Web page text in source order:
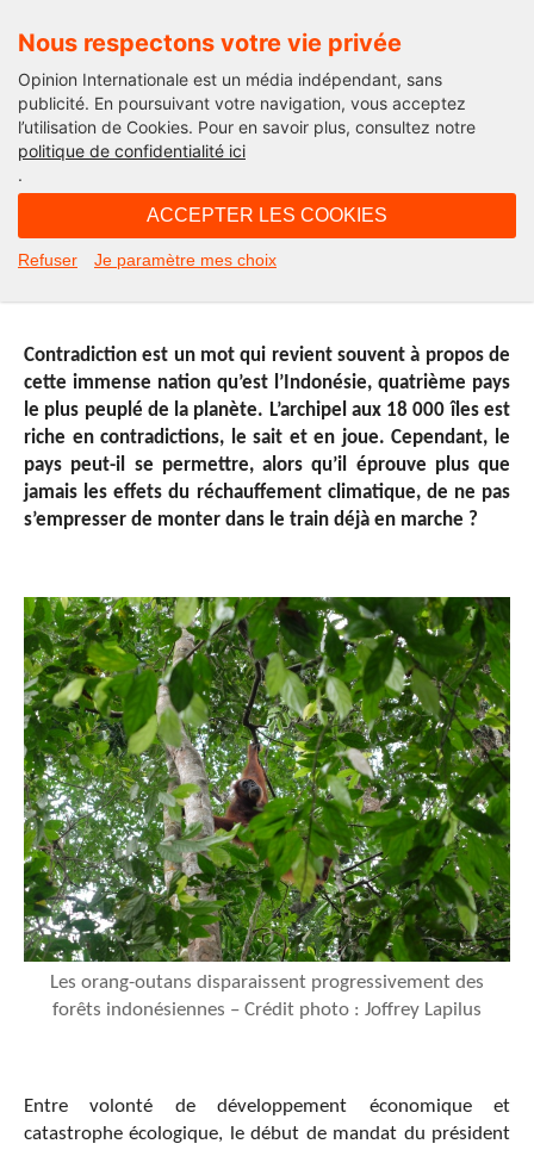
Nous respectons votre vie privée
Opinion Internationale est un média indépendant, sans
publicité. En poursuivant votre navigation, vous acceptez
l’utilisation de Cookies. Pour en savoir plus, consultez notre
politique de confidentialité ici
.
ACCEPTER LES COOKIES
Refuser Je paramètre mes choix
Solutions 21
L’Indonésie et la COP21: un écran
Contradiction est un mot qui revient souvent à propos de
cette immense nation qu’est l’Indonésie, quatrième pays
le plus peuplé de la planète. L’archipel aux 18 000 îles est
riche en contradictions, le sait et en joue. Cependant, le
pays peut-il se permettre, alors qu’il éprouve plus que
jamais les effets du réchauffement climatique, de ne pas
s’empresser de monter dans le train déjà en marche ?
Les orang-outans disparaissent progressivement des
forêts indonésiennes – Crédit photo : Joffrey Lapilus
Entre volonté de développement économique et
catastrophe écologique, le début de mandat du président